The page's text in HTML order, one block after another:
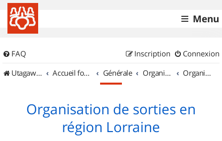
Menu
FAQ Connexion
Inscription
UtagawaVTT (Randos VTT et VTTAE avec traces GPS)
Accueil forum Générale Organisation de sorties & Recherche de partenaires Organisation de sorties en région Lorraine
Organisation de sorties en
région Lorraine